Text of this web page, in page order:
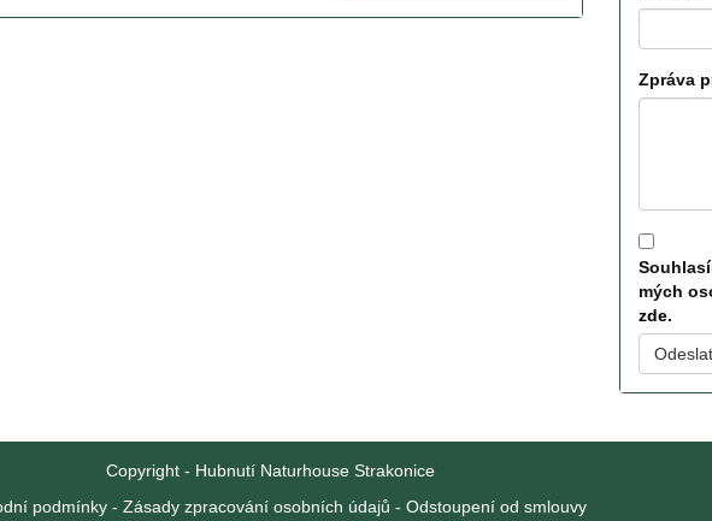
Zpráva
mých
zde.
Copyright - Hubnutí Naturhouse Strakonice
podmínky - Zásady zpracování osobních údajů - Odstoupení od smlouvy